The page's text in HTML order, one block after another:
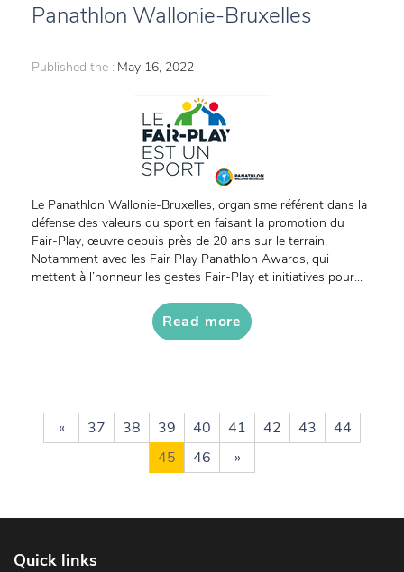
Panathlon Wallonie-Bruxelles
Published the : May 16, 2022
Le Panathlon Wallonie-Bruxelles, organisme référent dans la
défense des valeurs du sport en faisant la promotion du
Fair-Play, œuvre depuis près de 20 ans sur le terrain.
Notamment avec les Fair Play Panathlon Awards, qui
mettent à l’honneur les gestes Fair-Play et initiatives pour...
Read more
« 37 38 39 40 41 42 43
44
45
46 »
Quick links